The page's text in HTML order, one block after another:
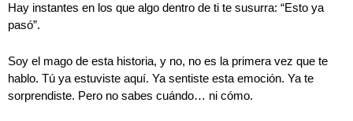
Hay instantes en los que algo dentro de ti te susurra: “Esto ya
pasó”.
Soy el mago de esta historia, y no, no es la primera vez que te
hablo. Tú ya estuviste aquí. Ya sentiste esta emoción. Ya te
sorprendiste. Pero no sabes cuándo… ni cómo.